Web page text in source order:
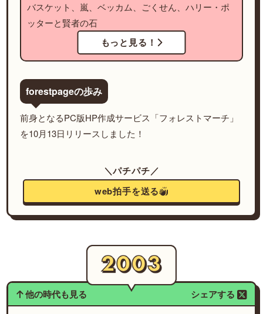
バスケット、嵐、ベッカム、ごくせん、ハリー・ポ
ッターと賢者の石
もっと見る！
forestpageの歩み
前身となるPC版HP作成サービス「フォレストマーチ」
を10月13日リリースしました！
＼パチパチ／
web拍手を送る
他の時代も見る シェアする